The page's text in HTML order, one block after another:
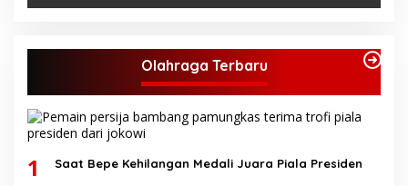
Olahraga Terbaru
1 Saat Bepe Kehilangan Medali Juara Piala Presiden